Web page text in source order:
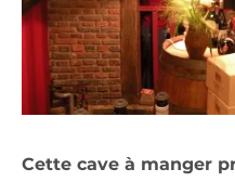
Cette cave à manger